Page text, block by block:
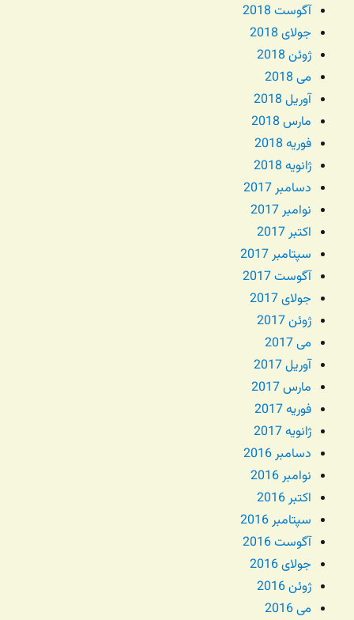
آگوست 2018
جولای 2018
ژوئن 2018
می 2018
آوریل 2018
مارس 2018
فوریه 2018
ژانویه 2018
دسامبر 2017
نوامبر 2017
اکتبر 2017
سپتامبر 2017
آگوست 2017
جولای 2017
ژوئن 2017
می 2017
آوریل 2017
مارس 2017
فوریه 2017
ژانویه 2017
دسامبر 2016
نوامبر 2016
اکتبر 2016
سپتامبر 2016
آگوست 2016
جولای 2016
ژوئن 2016
می 2016